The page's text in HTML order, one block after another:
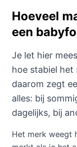
Hoeveel
een
Je let hier
hoe stabiel het
daarom zegt
alles: bij
dagelijks, bij
Het merk weegt